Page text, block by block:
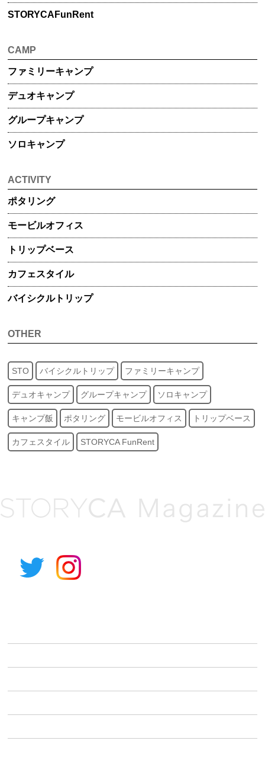
STORYCA FunRent
CAMP
ファミリーキャンプ
デュオキャンプ
グループキャンプ
ソロキャンプ
ACTIVITY
ポタリング
モービルオフィス
トリップベース
カフェスタイル
バイシクルトリップ
OTHER
STO バイシクルトリップ ファミリーキャンプ
デュオキャンプ グループキャンプ ソロキャンプ
キャンプ飯 ポタリング モービルオフィス トリップベース
カフェスタイル STORYCA FunRent